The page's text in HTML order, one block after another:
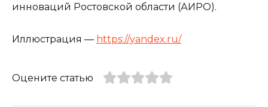
инноваций Ростовской области (АИРО).
Иллюстрация — https://yandex.ru/
Оцените статью